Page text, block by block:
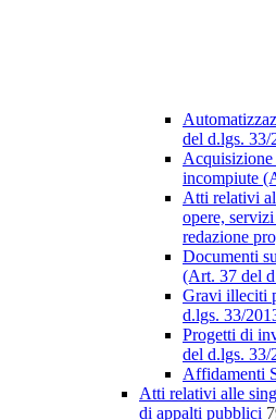
del d.lgs. 33/
Acquisizione
incompiute
Atti relativi
opere,
redazione
Documenti
(Art. 37 del
Gravi illeciti
d.lgs. 33/
Progetti di
del d.lgs. 33/
Affidamenti
Atti relativi alle
di appalti pubblici